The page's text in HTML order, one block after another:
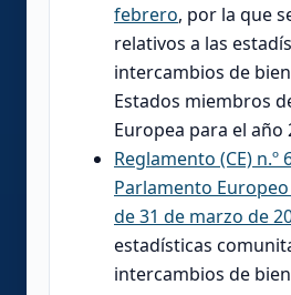
febrero, por la que
relativos a las
intercambios de
Estados miembros
Europea para el año
Reglamento (CE) n.º
Parlamento
de 31 de marzo de
estadísticas
intercambios de